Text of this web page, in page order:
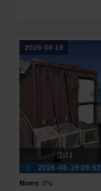
2026-08-19
11
2026-08-19 09:52
Moms: 0%